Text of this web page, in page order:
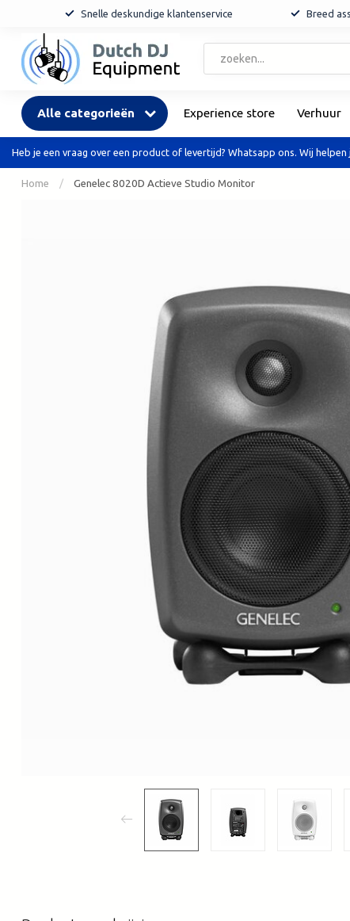
Snelle deskundige klantenservice Breed
Alle categorieën Experience store Verhuur
Heb je een vraag over een product of levertijd? Whatsapp ons. Wij helpen
Home / Genelec 8020D Actieve Studio Monitor